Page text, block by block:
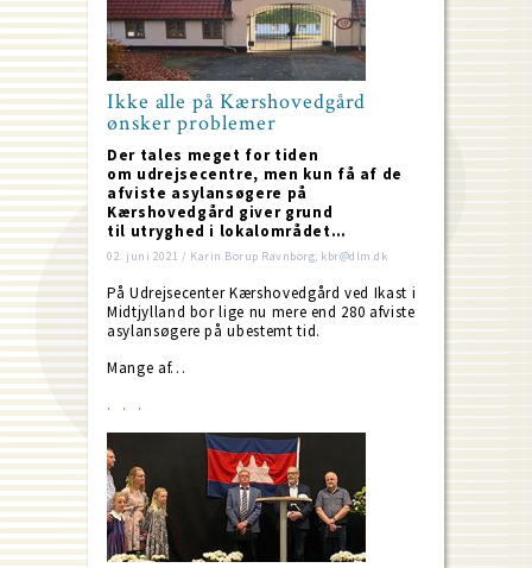
Ikke alle på Kærshovedgård
ønsker problemer
Der tales meget for tiden
om udrejsecentre, men kun få af de
afviste asylansøgere på
Kærshovedgård giver grund
til utryghed i lokalområdet…
02. juni 2021 / Karin Borup Ravnborg; kbr@dlm.dk
På Udrejsecenter Kærshovedgård ved Ikast i
Midtjylland bor lige nu mere end 280 afviste
asylansøgere på ubestemt tid.
Mange af…